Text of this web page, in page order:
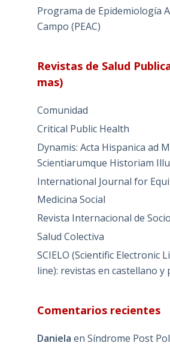
Programa de Epidemiología
Campo (PEAC)
Revistas de Salud
mas)
Comunidad
Critical Public Health
Dynamis: Acta Hispanica ad
Scientiarumque Historiam
International Journal for
Medicina Social
Revista Internacional de
Salud Colectiva
SCIELO (Scientific Electronic
line): revistas en castellano
Comentarios recientes
Daniela en Síndrome Post